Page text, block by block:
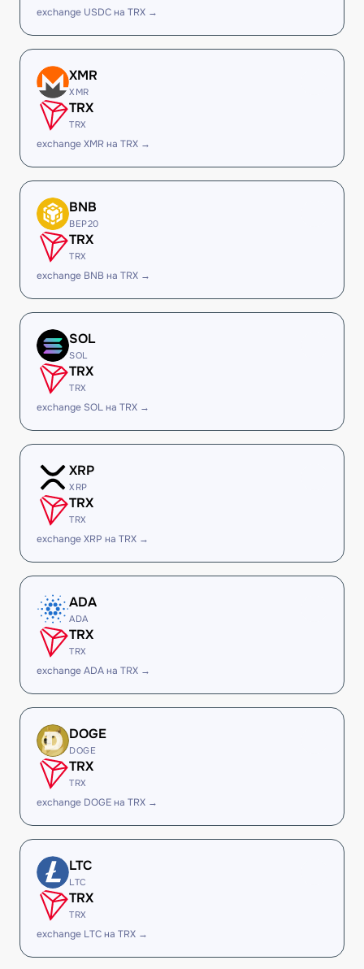
exchange USDC на TRX →
XMR
XMR
TRX
TRX
exchange XMR на TRX →
BNB
BEP20
TRX
TRX
exchange BNB на TRX →
SOL
SOL
TRX
TRX
exchange SOL на TRX →
XRP
XRP
TRX
TRX
exchange XRP на TRX →
ADA
ADA
TRX
TRX
exchange ADA на TRX →
DOGE
DOGE
TRX
TRX
exchange DOGE на TRX →
LTC
LTC
TRX
TRX
exchange LTC на TRX →